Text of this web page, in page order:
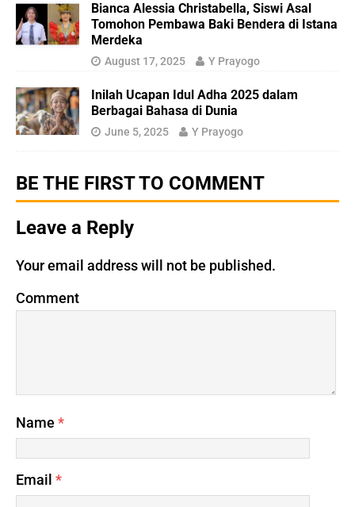
Bianca Alessia Christabella, Siswi Asal
Tomohon Pembawa Baki Bendera di Istana
Merdeka
August 17, 2025 Y Prayogo
Inilah Ucapan Idul Adha 2025 dalam
Berbagai Bahasa di Dunia
June 5, 2025 Y Prayogo
BE THE FIRST TO COMMENT
Leave a Reply
Your email address will not be published.
Comment
Name *
Email *